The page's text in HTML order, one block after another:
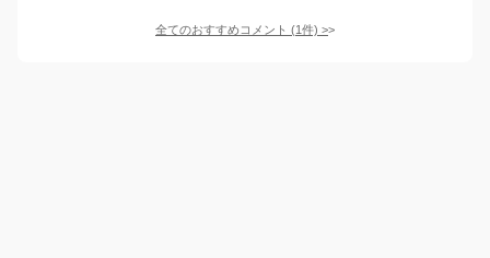
全てのおすすめコメント (1件) >